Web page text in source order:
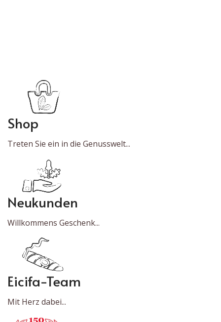
Shop
Treten Sie ein in die Genusswelt...
Neukunden
Willkommens Geschenk...
Eicifa-Team
Mit Herz dabei...